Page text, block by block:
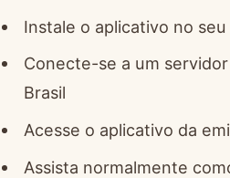
Instale o aplicativo no
Conecte-se a um
Brasil
Acesse o aplicativo da
Assista normalmente